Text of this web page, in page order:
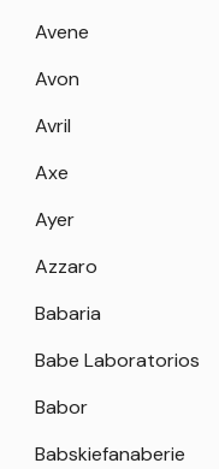
Avene
Avon
Avril
Axe
Ayer
Azzaro
Babaria
Babe Laboratorios
Babor
Babskiefanaberie